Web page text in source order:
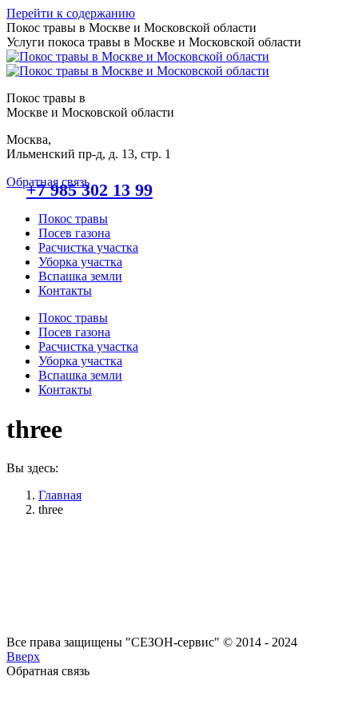
Перейти к содержанию
Покос травы в Москве и Московской области
Услуги покоса травы в Москве и Московской области
Покос травы в
Москве и Московской области
Москва,
Ильменский пр-д, д. 13, стр. 1
Обратная связь
+7 985 302 13 99
Покос травы
Посев газона
Расчистка участка
Уборка участка
Вспашка земли
Контакты
Покос травы
Посев газона
Расчистка участка
Уборка участка
Вспашка земли
Контакты
three
Вы здесь:
Главная
three
Все права защищены "СЕЗОН-сервис" © 2014 - 2024
Вверх
Обратная связь